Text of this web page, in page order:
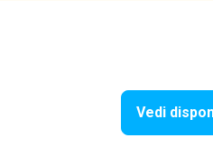
Vedi